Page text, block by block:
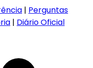
| Perguntas
| Diário Oficial